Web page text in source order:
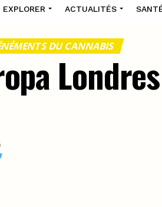
EXPLORER ACTUALITÉS
DU CANNABIS